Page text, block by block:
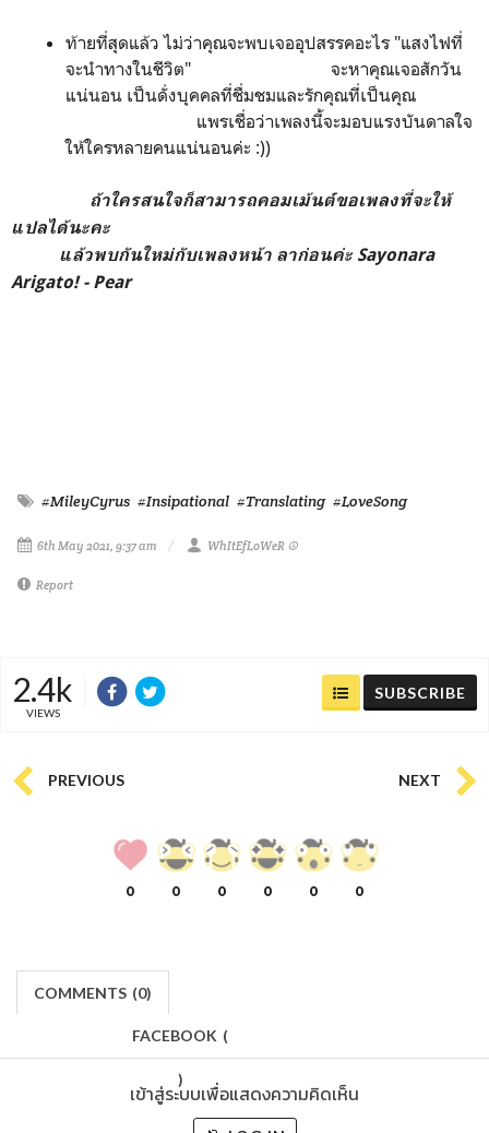
ท้ายที่สุดแล้ว ไม่ว่าคุณจะพบเจออุปสรรคอะไร "แสงไฟที่
จะนำทางในชีวิต" จะหาคุณเจอสักวัน
แน่นอน เป็นดั่งบุคคลที่ชื่มชมและรักคุณที่เป็นคุณ
แพรเชื่อว่าเพลงนี้จะมอบแรงบันดาลใจ
ให้ใครหลายคนแน่นอนค่ะ :))
ถ้าใครสนใจก็สามารถคอมเม้นต์ขอเพลงที่จะให้
แปลได้นะคะ
แล้วพบกันใหม่กับเพลงหน้า ลาก่อนค่ะ Sayonara
Arigato! - Pear
#MileyCyrus #Insipational #Translating #LoveSong
6th May 2021, 9:37 am WhItEfLoWeR ☮
Report
2.4k
VIEWS
SUBSCRIBE
PREVIOUS NEXT
0 0 0 0 0 0
COMMENTS (0)
FACEBOOK (
)
เข้าสู่ระบบเพื่อแสดงความคิดเห็น